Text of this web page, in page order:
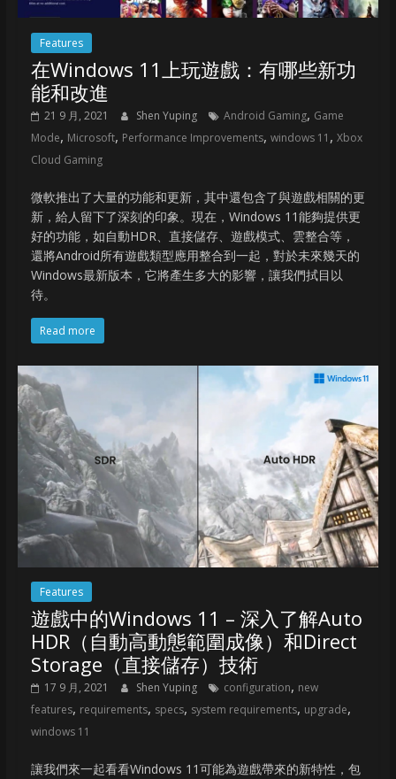
Features
在Windows 11上玩遊戲：有哪些新功
能和改進
21 9 月, 2021 Shen Yuping Android Gaming, Game
Mode, Microsoft, Performance Improvements, windows 11 , Xbox
Cloud Gaming
微軟推出了大量的功能和更新，其中還包含了與遊戲相關的更
新，給人留下了深刻的印象。現在，Windows 11能夠提供更
好的功能，如自動HDR、直接儲存、遊戲模式、雲整合等，
還將Android所有遊戲類型應用整合到一起，對於未來幾天的
Windows最新版本，它將產生多大的影響，讓我們拭目以
待。
Read more
Features
遊戲中的Windows 11 – 深入了解Auto
HDR（自動高動態範圍成像）和Direct
Storage（直接儲存）技術
17 9 月, 2021 Shen Yuping configuration, new
features, requirements, specs, system requirements, upgrade,
windows 11
讓我們來一起看看Windows 11可能為遊戲帶來的新特性，包